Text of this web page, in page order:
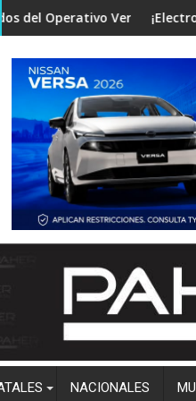
Seguro en mesa de
¡Electromovilidad y
NACIONALES